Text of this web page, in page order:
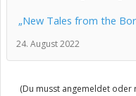
„New Tales from the
24. August 2022
(Du musst angemeldet oder